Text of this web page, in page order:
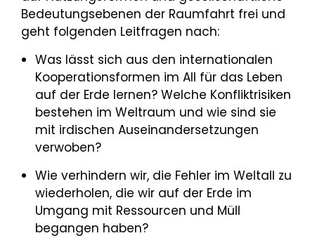
Bedeutungsebenen der Raumfahrt frei und
geht folgenden Leitfragen nach:
Was lässt sich aus den internationalen
Kooperationsformen im All für das Leben
auf der Erde lernen? Welche Konfliktrisiken
bestehen im Weltraum und wie sind sie
mit irdischen Auseinandersetzungen
verwoben?
Wie verhindern wir, die Fehler im Weltall zu
wiederholen, die wir auf der Erde im
Umgang mit Ressourcen und Müll
begangen haben?